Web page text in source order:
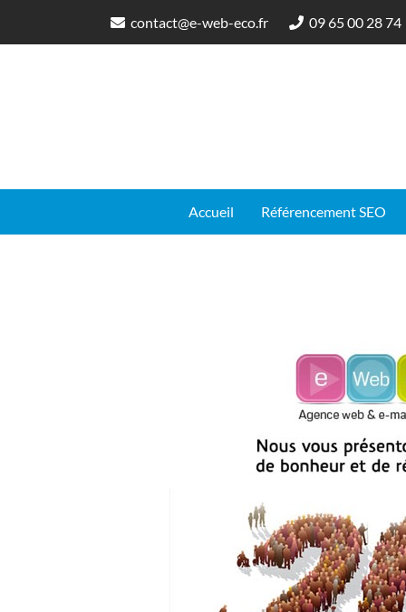
contact@e-web-eco.fr 09 65 00 28 74
Accueil Référencement SEO